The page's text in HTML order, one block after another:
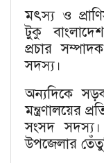
মৎস্য ও
টুকু
প্রচার
সদস্য।
অন্যদিকে
মন্ত্রণালয়ের
সংসদ সদস্য।
উপজেলার